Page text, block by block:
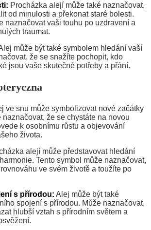
Procházka alejí může také naznačovat,
od minulosti a překonat staré bolesti.
naznačovat vaši touhu po uzdravení a
traumat.
může být také symbolem hledání vaší
že se snažíte pochopit, kdo
jsou vaše skutečné potřeby a přání.
ve snu může symbolizovat nové začátky
že se chystáte na novou
k osobnímu růstu a objevování
života.
alejí může představovat hledání
Tento symbol může naznačovat,
ve svém životě a toužíte po
s přírodou: Alej může být také
spojení s přírodou. Může naznačovat,
hlubší vztah s přírodním světem a